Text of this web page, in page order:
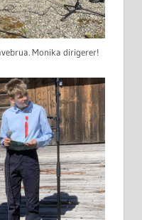
Monika dirigerer!